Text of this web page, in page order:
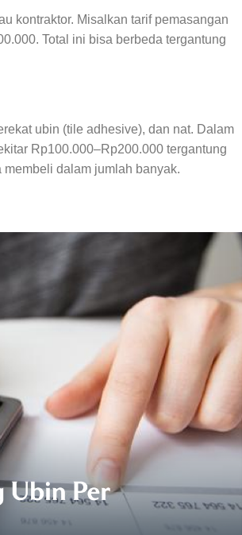
kontraktor. Misalkan tarif pemasangan
Total ini bisa berbeda tergantung
ubin (tile adhesive), dan nat. Dalam
Rp100.000–Rp200.000 tergantung
dalam jumlah banyak.